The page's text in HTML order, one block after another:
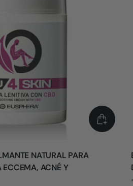
NATURAL PARA
ECCEMA, ACNÉ Y